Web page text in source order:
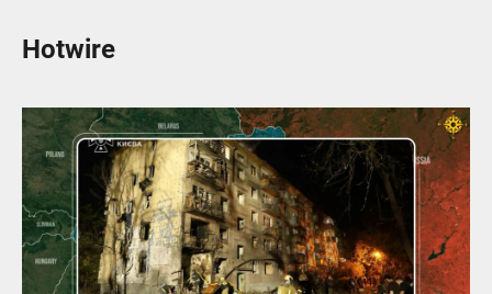
Hotwire